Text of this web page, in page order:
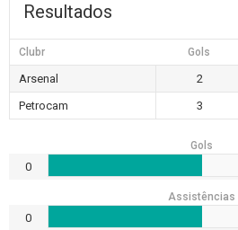
Resultados
Clubr Gols
Arsenal 2
Petrocam
3
Gols
0
Assistências
0